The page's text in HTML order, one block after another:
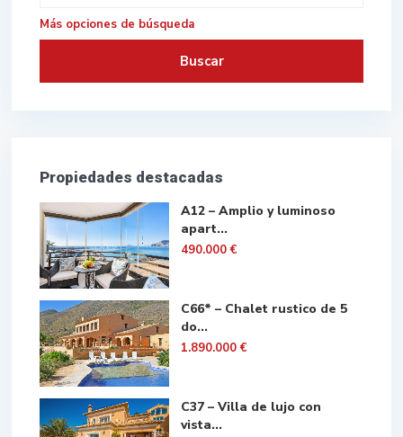
Más opciones de búsqueda
Buscar
Propiedades destacadas
A12 – Amplio y luminoso
apart...
490.000 €
C66* – Chalet rustico de 5
do...
1.890.000 €
C37 – Villa de lujo con
vista...